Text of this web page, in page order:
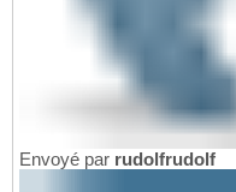
Envoyé par rudolfrudolf